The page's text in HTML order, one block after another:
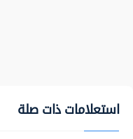
استعلامات ذات صلة